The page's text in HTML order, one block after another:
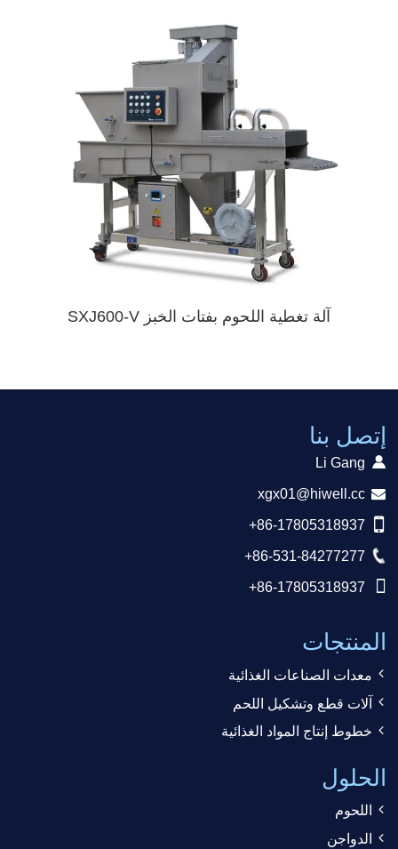
آلة تغطية اللحوم بفتات الخبز SXJ600-V
إتصل بنا
Li Gang
xgx01@hiwell.cc
+86-17805318937
+86-531-84277277
+86-17805318937
المنتجات
معدات الصناعات الغذائية
آلات قطع وتشكيل اللحم
خطوط إنتاج المواد الغذائية
الحلول
اللحوم
الدواجن